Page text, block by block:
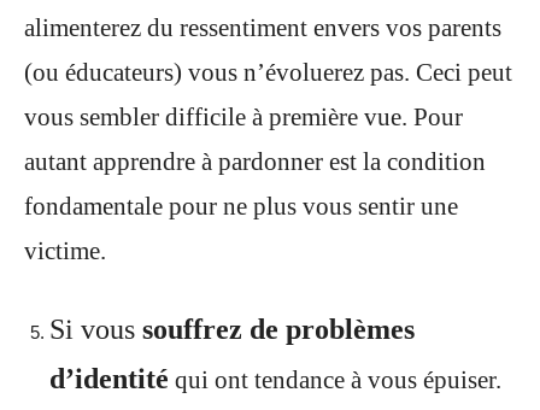
alimenterez du ressentiment envers vos parents
(ou éducateurs) vous n’évoluerez pas. Ceci peut
vous sembler difficile à première vue. Pour
autant apprendre à pardonner est la condition
fondamentale pour ne plus vous sentir une
victime.
Si vous souffrez de problèmes
d’identité qui ont tendance à vous épuiser.